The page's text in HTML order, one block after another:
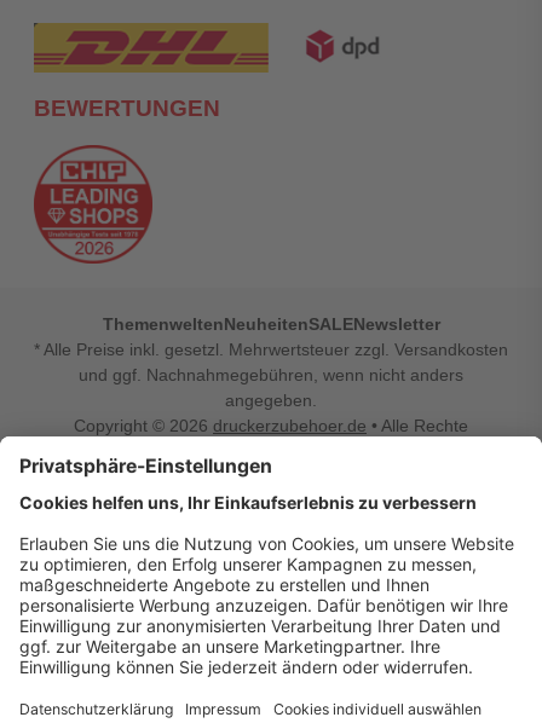
BEWERTUNGEN
ThemenweltenNeuheitenSALENewsletter
* Alle Preise inkl. gesetzl. Mehrwertsteuer zzgl. Versandkosten
und ggf. Nachnahmegebühren, wenn nicht anders
angegeben.
Copyright © 2026 druckerzubehoer.de • Alle Rechte
Vertrag widerrufen
Druckerzubehoer.de – preiswerte Qualität für Ihr Office
Sie sind auf der Suche nach dem passenden Druckerzubehör
oder Zubehör für das Büro, den Computer oder Ihr
Smartphone? Dann sind Sie bei Druckerzubehoer.de genau
richtig! Unser breites Sortiment bietet unter anderem Tinte
und Toner für alle gängigen Druckermodelle – großer sowie
kleiner Hersteller. Zugleich sind wir Ihr Online Fachhandel für
einrichten, die Werkstatt ausstatten oder den Alltag mit